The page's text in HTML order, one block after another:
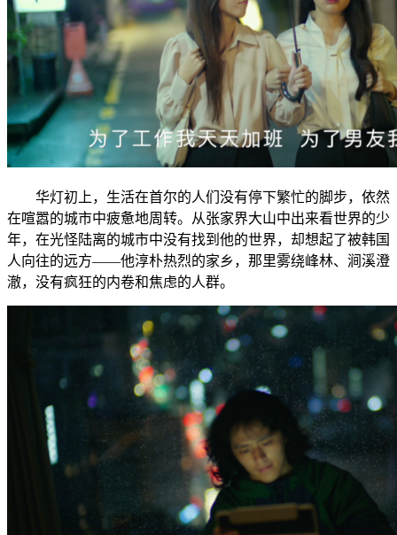
华灯初上，生活在首尔的人们没有停下繁忙的脚步，依然
在喧嚣的城市中疲惫地周转。从张家界大山中出来看世界的少
年，在光怪陆离的城市中没有找到他的世界，却想起了被韩国
人向往的远方——他淳朴热烈的家乡，那里雾绕峰林、涧溪澄
澈，没有疯狂的内卷和焦虑的人群。